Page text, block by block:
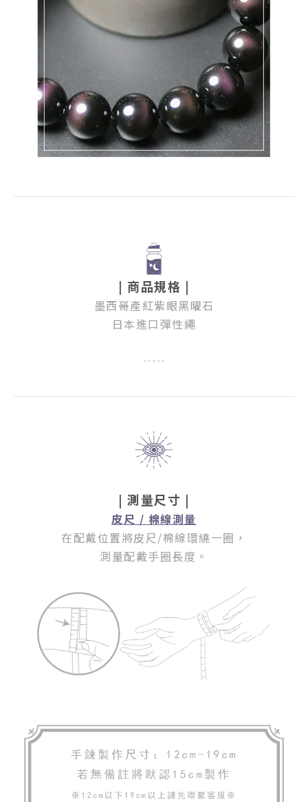
| 商品規格 |
墨西哥產紅紫眼黑曜石
日本進口彈性繩
| 測量尺寸 |
皮尺 / 棉線測量
在配戴位置將皮尺/棉線環繞一圈 ，
測量配戴手圈長度。